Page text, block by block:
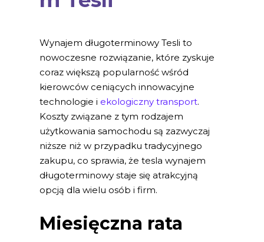
Wynajem długoterminowy Tesli to
nowoczesne rozwiązanie, które zyskuje
coraz większą popularność wśród
kierowców ceniących innowacyjne
technologie i ekologiczny transport.
Koszty związane z tym rodzajem
użytkowania samochodu są zazwyczaj
niższe niż w przypadku tradycyjnego
zakupu, co sprawia, że tesla wynajem
długoterminowy staje się atrakcyjną
opcją dla wielu osób i firm.
Miesięczna rata